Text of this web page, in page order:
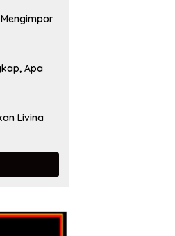
Apa
Livina